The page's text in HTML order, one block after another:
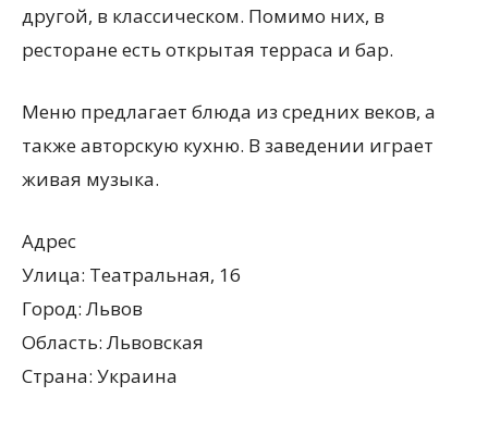
другой, в классическом. Помимо них, в
ресторане есть открытая терраса и бар.
Меню предлагает блюда из средних веков, а
также авторскую кухню. В заведении играет
живая музыка.
Адрес
Улица: Театральная, 16
Город: Львов
Область: Львовская
Страна: Украина